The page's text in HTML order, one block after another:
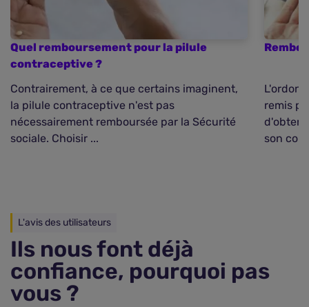
Quel remboursement pour la pilule
contraceptive ?
Contrairement, à ce que certains imaginent,
la pilule contraceptive n'est pas
nécessairement remboursée par la Sécurité
sociale. Choisir ...
remis
son
L'avis des utilisateurs
Ils nous font déjà
confiance, pourquoi pas
vous ?